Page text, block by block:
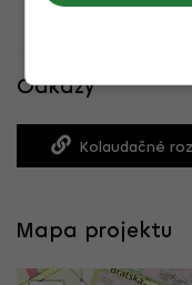
Odkazy
Kolaudačné
Mapa projektu